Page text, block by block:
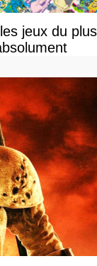
jeux du plus